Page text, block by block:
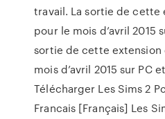
travail. La sortie de cette
pour le mois d’avril 2015
sortie de cette extension
mois d’avril 2015 sur PC
Télécharger Les Sims 2
Francais [Français] Les